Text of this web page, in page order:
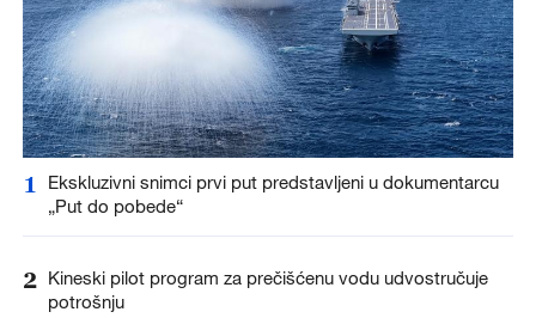
1
Ekskluzivni snimci prvi put predstavljeni u dokumentarcu
„Put do pobede“
2 Kineski pilot program za prečišćenu vodu udvostručuje
potrošnju